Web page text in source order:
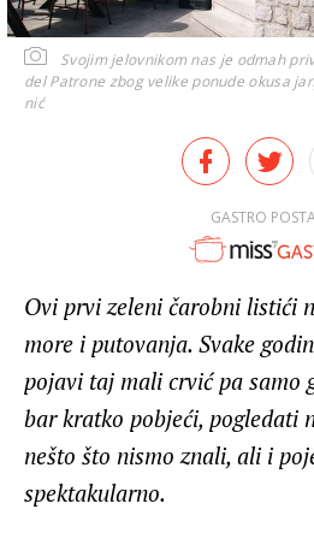
Svojim jelovnikom nas je odmah
del Patrone zbog velike ponude okusa
nić
GASTRO
Ovi prvi zeleni čarobni listići
more i putovanja. Svake
pojavi taj mali crvić pa samo
bar kratko pobjeći, pogledati
nešto što nismo znali, ali i
spektakularno.